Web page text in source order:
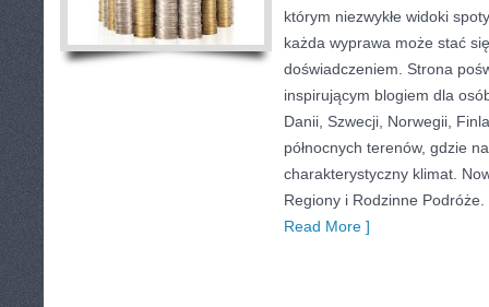
którym niezwykłe widoki
każda wyprawa może stać
doświadczeniem. Strona
inspirującym blogiem dla
Danii, Szwecji, Norwegii,
północnych terenów, gdzie
charakterystyczny klimat.
Regiony i Rodzinne
Read More ]